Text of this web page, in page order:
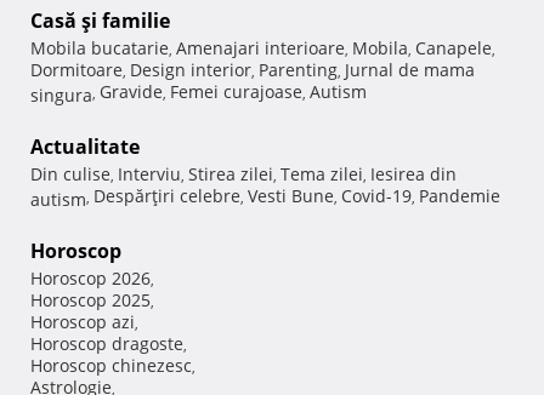
Casă şi familie
Mobila bucatarie, Amenajari interioare, Mobila, Canapele,
Dormitoare, Design interior, Parenting, Jurnal de mama
singura, Gravide, Femei curajoase, Autism
Actualitate
Din culise, Interviu, Stirea zilei, Tema zilei, Iesirea din
autism, Despărţiri celebre, Vesti Bune, Covid-19, Pandemie
Horoscop
Horoscop 2026,
Horoscop 2025,
Horoscop azi,
Horoscop dragoste,
Horoscop chinezesc,
Astrologie,